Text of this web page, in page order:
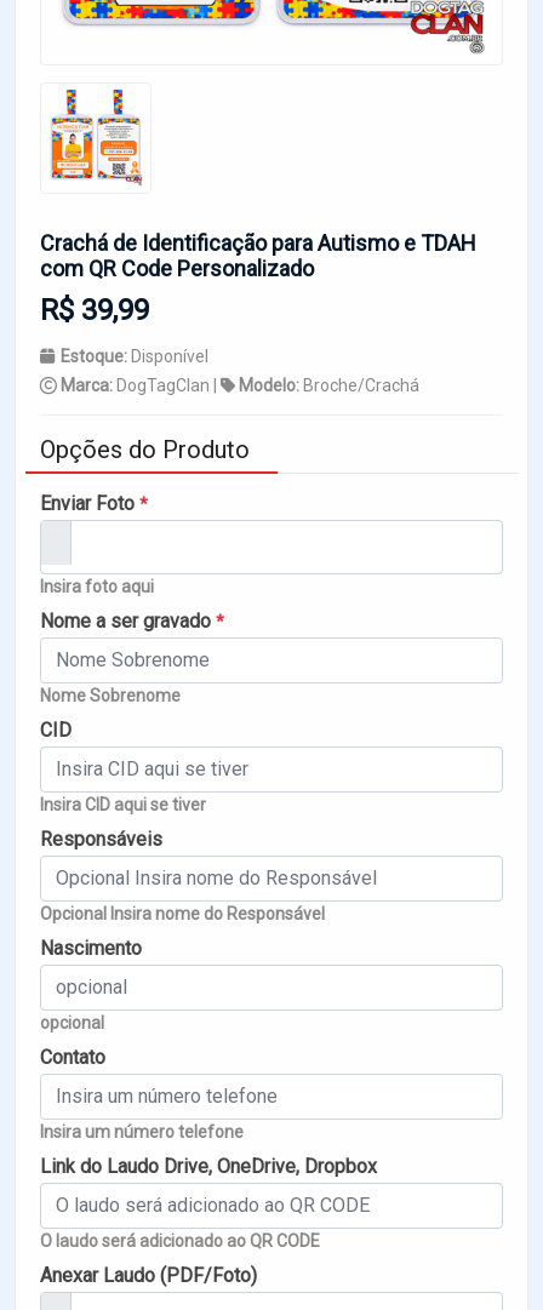
Crachá de Identificação para Autismo e TDAH
com QR Code Personalizado
R$ 39,99
Estoque: Disponível
Marca: DogTagClan | Modelo: Broche/Crachá
Opções do Produto
Enviar Foto *
Insira foto aqui
Nome a ser gravado *
Nome Sobrenome
CID
Insira CID aqui se tiver
Responsáveis
Opcional Insira nome do Responsável
Nascimento
opcional
Contato
Insira um número telefone
Link do Laudo Drive, OneDrive, Dropbox
O laudo será adicionado ao QR CODE
Anexar Laudo (PDF/Foto)